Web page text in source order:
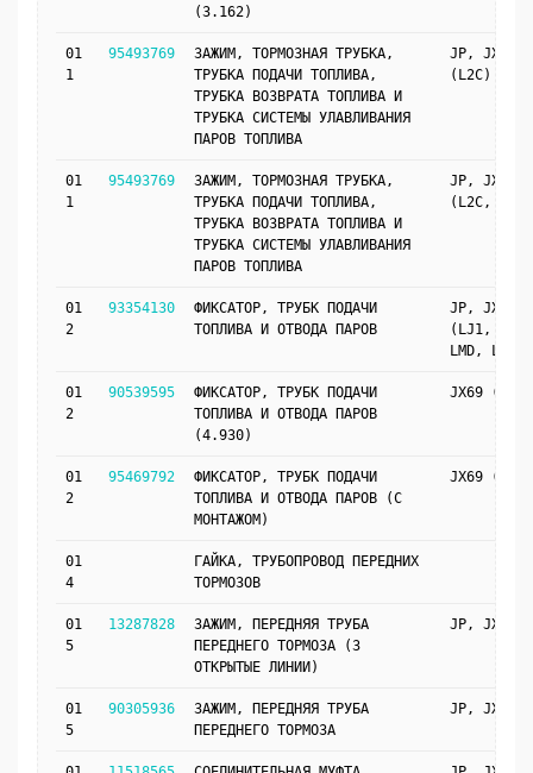
(3.162)
01
1
95493769
ЗАЖИМ, ТОРМОЗНАЯ ТРУБКА,
ТРУБКА ПОДАЧИ ТОПЛИВА,
ТРУБКА ВОЗВРАТА ТОПЛИВА И
ТРУБКА СИСТЕМЫ УЛАВЛИВАНИЯ
ПАРОВ ТОПЛИВА
JP, JX69
(L2C)
01
1
95493769
ЗАЖИМ, ТОРМОЗНАЯ ТРУБКА,
ТРУБКА ПОДАЧИ ТОПЛИВА,
ТРУБКА ВОЗВРАТА ТОПЛИВА И
ТРУБКА СИСТЕМЫ УЛАВЛИВАНИЯ
ПАРОВ ТОПЛИВА
JP, JX69
(L2C, J41)
01
2
93354130
ФИКСАТОР, ТРУБК ПОДАЧИ
ТОПЛИВА И ОТВОДА ПАРОВ
JP, JX69
(LJ1, LKF,
LMD, L2C)
01
2
90539595
ФИКСАТОР, ТРУБК ПОДАЧИ
ТОПЛИВА И ОТВОДА ПАРОВ
(4.930)
JX69 (L2C)
01
2
95469792
ФИКСАТОР, ТРУБК ПОДАЧИ
ТОПЛИВА И ОТВОДА ПАРОВ (С
МОНТАЖОМ)
JX69 (L2C)
01
4
ГАЙКА, ТРУБОПРОВОД ПЕРЕДНИХ
ТОРМОЗОВ
01
5
13287828
ЗАЖИМ, ПЕРЕДНЯЯ ТРУБА
ПЕРЕДНЕГО ТОРМОЗА (3
ОТКРЫТЫЕ ЛИНИИ)
JP, JX69
01
5
90305936
ЗАЖИМ, ПЕРЕДНЯЯ ТРУБА
ПЕРЕДНЕГО ТОРМОЗА
JP, JX69